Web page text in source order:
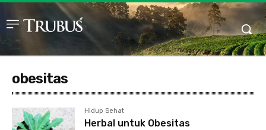
obesitas
Hidup Sehat
Herbal untuk Obesitas